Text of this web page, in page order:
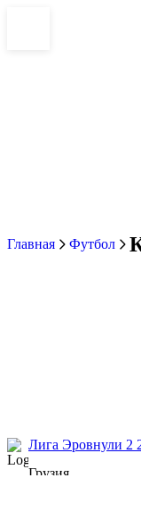
Главная Футбол
Лига Эровнули 2
Грузия